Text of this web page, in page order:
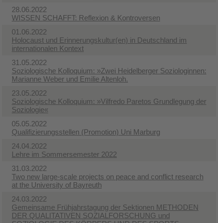
28.06.2022
WISSEN SCHAFFT: Reflexion & Kontroversen
01.06.2022
Holocaust und Erinnerungskultur(en) in Deutschland im
internationalen Kontext
31.05.2022
Soziologische Kolloquium: »Zwei Heidelberger Soziologinnen:
Marianne Weber und Emilie Altenloh.
23.05.2022
Soziologische Kolloquium: »Vilfredo Paretos Grundlegung der
Soziologie«
05.05.2022
Qualifizierungsstellen (Promotion) Uni Marburg
24.04.2022
Lehre im Sommersemester 2022
31.03.2022
Two new large-scale projects on peace and conflict research
at the University of Bayreuth
24.03.2022
Gemeinsame Frühjahrstagung der Sektionen METHODEN
DER QUALITATIVEN SOZIALFORSCHUNG und